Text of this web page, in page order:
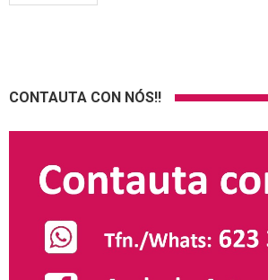
CONTAUTA CON NÓS!!